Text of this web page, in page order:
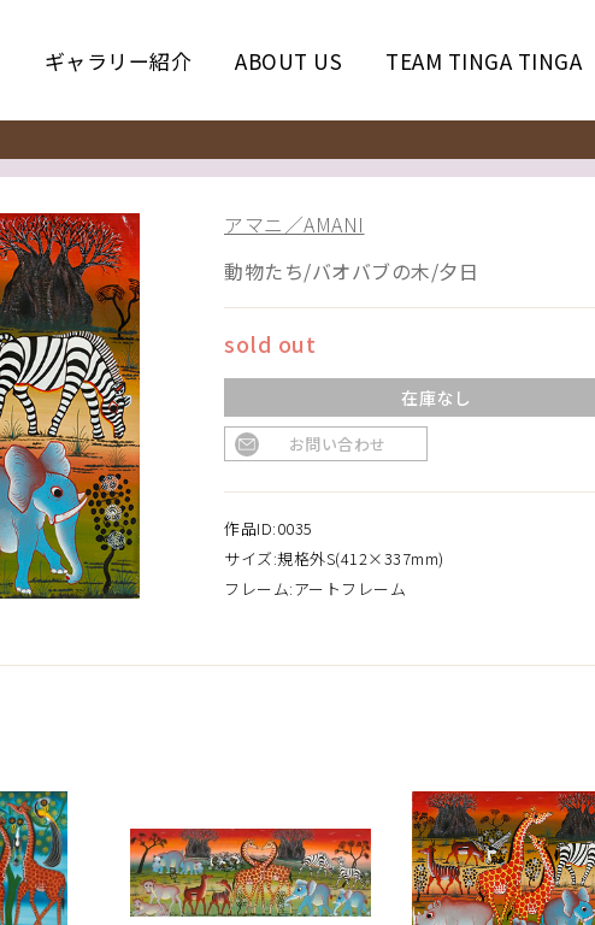
ギャラリー紹介 ABOUT US TEAM TINGA TINGA
アマニ／AMANI
動物たち/バオバブの木/夕日
sold out
在庫なし
お問い合わせ
作品ID:0035
サイズ:規格外S(412×337mm)
フレーム:アートフレーム